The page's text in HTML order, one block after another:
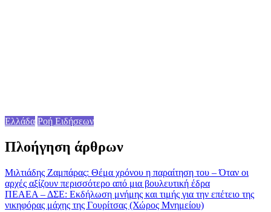
Ελλάδα Ροή Ειδήσεων
Πλοήγηση άρθρων
Μιλτιάδης Ζαμπάρας: Θέμα χρόνου η παραίτηση του – Όταν οι
αρχές αξίζουν περισσότερο από μια βουλευτική έδρα
ΠΕΑΕΑ – ΔΣΕ: Εκδήλωση μνήμης και τιμής για την επέτειο της
νικηφόρας μάχης της Γουρίτσας (Χώρος Μνημείου)